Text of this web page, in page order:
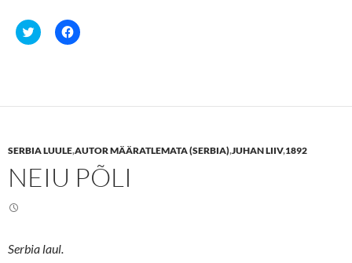
C
l
h
o
T
w
(
O
C
l
h
o
F
a
SERBIA LUULE,AUTOR MÄÄRATLEMATA (SERBIA),JUHAN LIIV,1892
NEIU PÕLI
Serbia laul.